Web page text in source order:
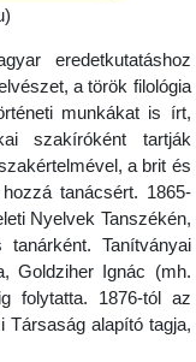
eredetkutatáshoz
a török filológia
munkákat is írt,
szakíróként tartják
a brit és
tanácsért. 1865-
Nyelvek Tanszékén,
Tanítványai
Goldziher Ignác (mh.
folytatta. 1876-tól az
Társaság alapító tagja,